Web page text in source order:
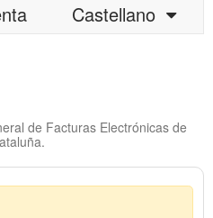
Castellano
de Facturas Electrónicas de